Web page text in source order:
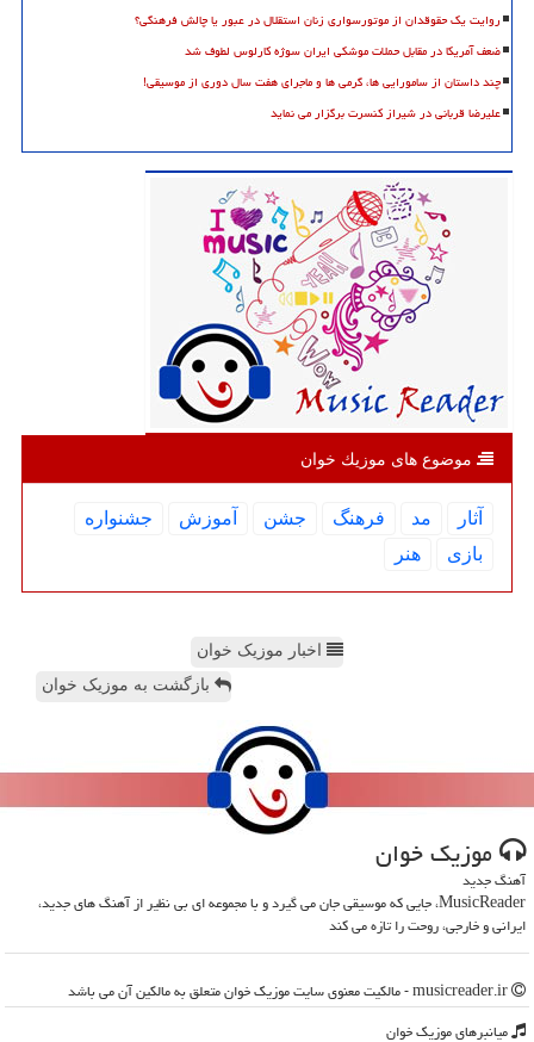
روایت یک حقوقدان از موتورسواری زنان استقلال در عبور یا چالش فرهنگی؟
ضعف آمریکا در مقابل حملات موشکی ایران سوژه کارلوس لطوف شد
چند داستان از سامورایی ها، گرمی ها و ماجرای هفت سال دوری از موسیقی!
علیرضا قربانی در شیراز کنسرت برگزار می نماید
موضوع های موزیك خوان
آثار مد فرهنگ جشن آموزش
جشنواره
بازی
هنر
اخبار موزیک خوان
بازگشت به موزیک خوان
موزیك خوان
آهنگ جدید
MusicReader، جایی که موسیقی جان می گیرد و با مجموعه ای بی نظیر از آهنگ های جدید،
ایرانی و خارجی، روحت را تازه می کند
میانبرهای موزیك خوان